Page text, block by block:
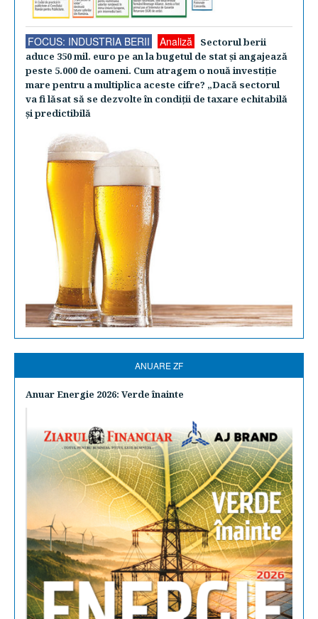
FOCUS: INDUSTRIA BERII Analiză
Sectorul berii
aduce 350 mil. euro pe an la bugetul de stat şi angajează
peste 5.000 de oameni. Cum atragem o nouă investiţie
mare pentru a multiplica aceste cifre? „Dacă sectorul
va fi lăsat să se dezvolte în condiţii de taxare echitabilă
şi predictibilă
ANUARE ZF
Anuar Energie 2026: Verde înainte